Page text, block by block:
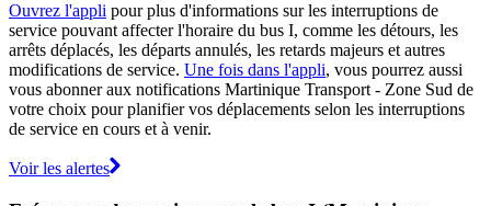
Ouvrez l'appli pour plus d'informations sur les interruptions de
service pouvant affecter l'horaire du bus I, comme les détours, les
arrêts déplacés, les départs annulés, les retards majeurs et autres
modifications de service. Une fois dans l'appli, vous pourrez aussi
vous abonner aux notifications Martinique Transport - Zone Sud de
votre choix pour planifier vos déplacements selon les interruptions
de service en cours et à venir.
Voir les alertes